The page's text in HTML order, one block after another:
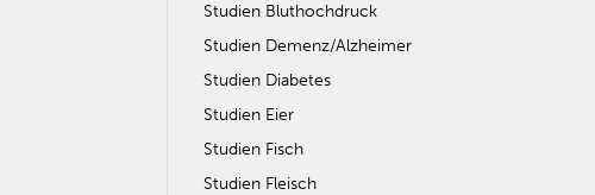
Studien Bluthochdruck
Studien Demenz/Alzheimer
Studien Diabetes
Studien Eier
Studien Fisch
Studien Fleisch